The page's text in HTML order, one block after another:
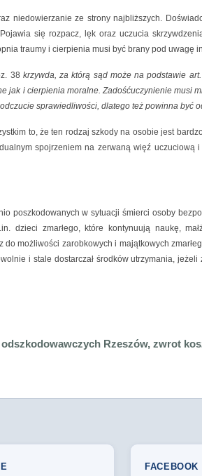
niedowierzanie ze strony najbliższych.
się rozpacz, lęk oraz uczucia
traumy i cierpienia musi być brany pod uwagę
38 krzywda, za którą sąd może na podstawie
i cierpienia moralne. Zadośćuczynienie musi
sprawiedliwości, dlatego też powinna być
to, że ten rodzaj szkody na osobie jest
spojrzeniem na zerwaną więź uczuciową
poszkodowanych w sytuacji śmierci osoby
dzieci zmarłego, które kontynuują naukę,
możliwości zarobkowych i majątkowych
i stale dostarczał środków utrzymania,
Rzeszów, zwrot
FACEBOOK